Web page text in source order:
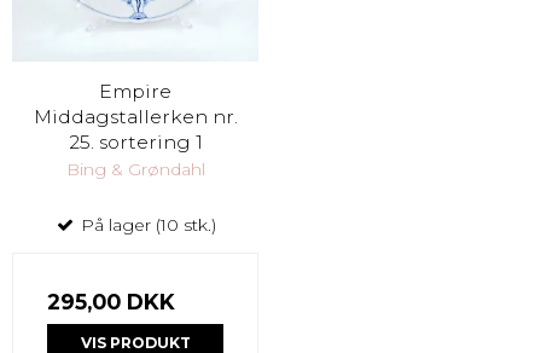
Empire
Middagstallerken nr.
25. sortering 1
Bing & Grøndahl
På lager (10 stk.)
295,00 DKK
VIS PRODUKT